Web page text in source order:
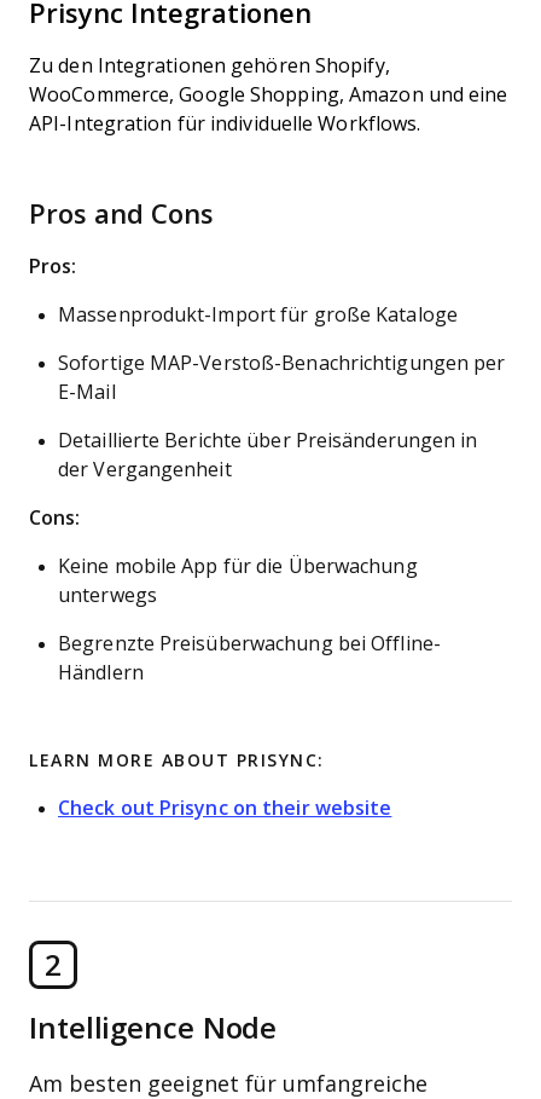
Prisync Integrationen
Zu den Integrationen gehören Shopify,
WooCommerce, Google Shopping, Amazon und eine
API-Integration für individuelle Workflows.
Pros and Cons
Pros:
Massenprodukt-Import für große Kataloge
Sofortige MAP-Verstoß-Benachrichtigungen per
E-Mail
Detaillierte Berichte über Preisänderungen in
der Vergangenheit
Cons:
Keine mobile App für die Überwachung
unterwegs
Begrenzte Preisüberwachung bei Offline-
Händlern
LEARN MORE ABOUT PRISYNC:
Check out Prisync on their website
2
Intelligence Node
Am besten geeignet für umfangreiche